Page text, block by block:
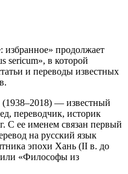
избранное» продолжает
sericum», в которой
и переводы известных
(1938–2018) — известный
переводчик, историк
С ее именем связан первый
на русский язык
эпохи Хань (II в. до
«Философы из